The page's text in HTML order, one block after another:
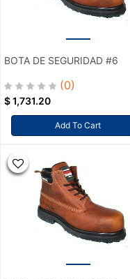
BOTA DE SEGURIDAD #6
(0)
$1,731.20
Add To Cart